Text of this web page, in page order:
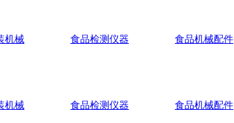
机械 食品检测仪器 食品机械配件
机械 食品检测仪器 食品机械配件